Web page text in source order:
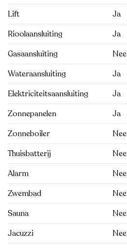
Lift
Ja
Rioolaansluiting
Ja
Gasaansluiting
Nee
Wateraansluiting
Ja
Elektriciteitsaansluiting
Ja
Zonnepanelen
Ja
Zonneboiler
Nee
Thuisbatterij
Nee
Alarm
Nee
Zwembad
Nee
Sauna
Nee
Jacuzzi
Nee